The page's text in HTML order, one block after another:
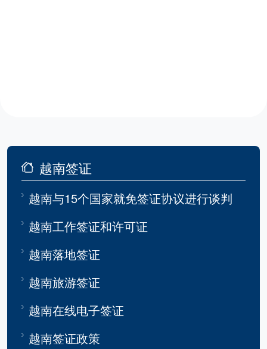
越南签证
越南与15个国家就免签证协议进行谈判
越南工作签证和许可证
越南落地签证
越南旅游签证
越南在线电子签证
越南签证政策